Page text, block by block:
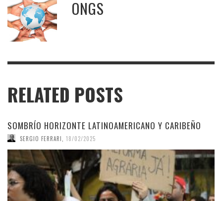
ONGS
RELATED POSTS
SOMBRÍO HORIZONTE LATINOAMERICANO Y CARIBEÑO
SERGIO FERRARI 18/02/2025